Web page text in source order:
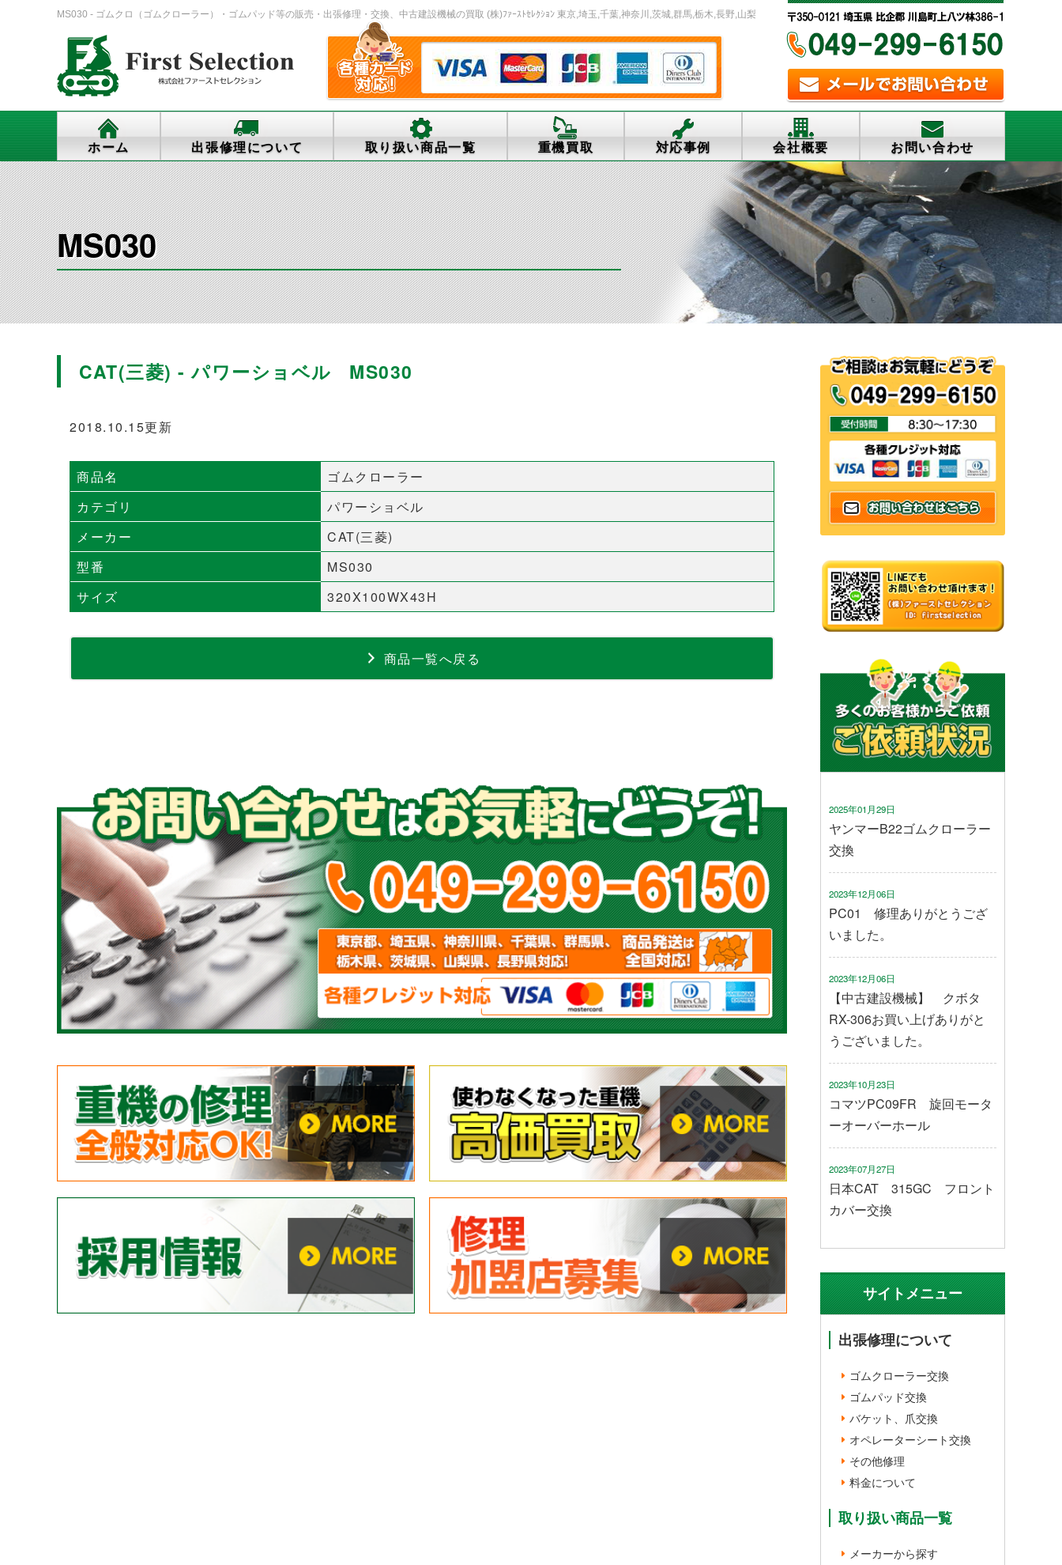
MS030 - ゴムクロ（ゴムクローラー）・ゴムパッド等の販売・出張修理・交換、中古建設機械の買取 (株)ﾌｧｰｽﾄｾﾚｸｼｮﾝ 東京,埼玉,千葉,神奈川,茨城,群馬,栃木,長野,山梨
ホーム 出張修理について 取り扱い商品一覧 重機買取 対応事例 会社概要 お問い合わせ
MS030
CAT(三菱) - パワーショベル MS030
2018.10.15更新
商品名
ゴムクローラー
カテゴリ
パワーショベル
メーカー
CAT(三菱)
型番
MS030
サイズ
320X100WX43H
商品一覧へ戻る
2025年01月29日
ヤンマーB22ゴムクローラー
交換
2023年12月06日
PC01 修理ありがとうござ
いました。
2023年12月06日
【中古建設機械】 クボタ
RX-306お買い上げありがと
うございました。
2023年10月23日
コマツPC09FR 旋回モータ
ーオーバーホール
2023年07月27日
日本CAT 315GC フロント
カバー交換
サイトメニュー
出張修理について
ゴムクローラー交換
ゴムパッド交換
バケット、爪交換
オペレーターシート交換
その他修理
料金について
取り扱い商品一覧
メーカーから探す